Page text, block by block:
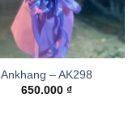
Ankhang – AK298
650.000 ₫